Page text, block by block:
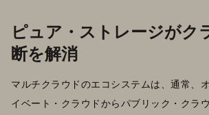
ピュア・ストレージがク
断を解消
マルチクラウドのエコシステムは、通常、
イベート・クラウドからパブリック・クラ